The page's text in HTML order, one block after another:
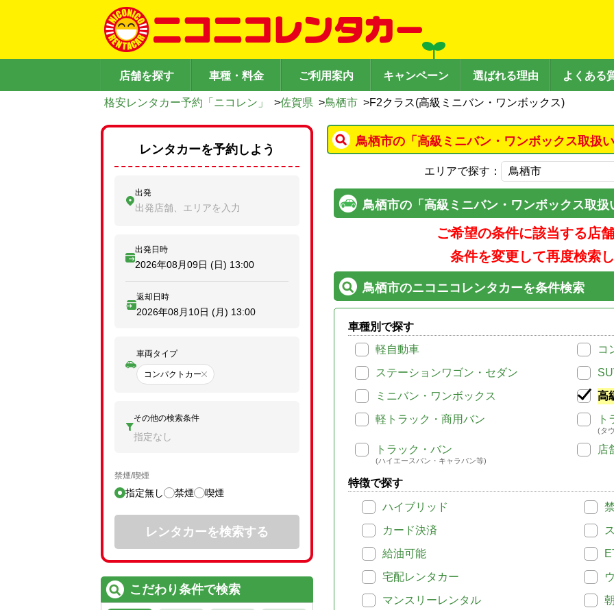
店舗を探す 車種・料金 ご利用案内 キャンペーン 選ばれる理由 よくある
格安レンタカー予約「ニコレン」 >佐賀県 >鳥栖市 >F2クラス(高級ミニバン・ワンボックス)
鳥栖市の「高級ミニバン・ワンボックス取扱
エリアで探す：
鳥栖市の「高級ミニバン・ワンボックス取
ご希望の条件に該当する店
条件を変更して再度検索
鳥栖市のニコニコレンタカーを条件検索
車種別で探す
軽自動車
コ
ステーションワゴン・セダン
ミニバン・ワンボックス
高
軽トラック・商用バン
ト
(タ
トラック・バン
(ハイエースバン・キャラバン等)
店
特徴で探す
ハイブリッド
カード決済
給油可能
宅配レンタカー
マンスリーレンタル
レンタカーを予約しよう
出発
出発店舗、エリアを入力
出発日時
2026年08月09日 (日) 13:00
返却日時
2026年08月10日 (月) 13:00
車両タイプ
コンパクトカー
その他の検索条件
指定なし
禁煙/喫煙
指定無し 禁煙 喫煙
レンタカーを検索する
こだわり条件で検索